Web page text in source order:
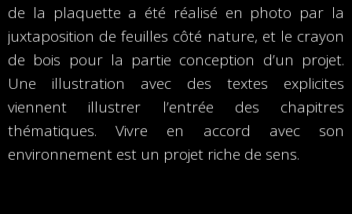
de la plaquette a été réalisé en photo par la
juxtaposition de feuilles côté nature, et le crayon
de bois pour la partie conception d’un projet.
Une illustration avec des textes explicites
viennent illustrer l’entrée des chapitres
thématiques. Vivre en accord avec son
environnement est un projet riche de sens.